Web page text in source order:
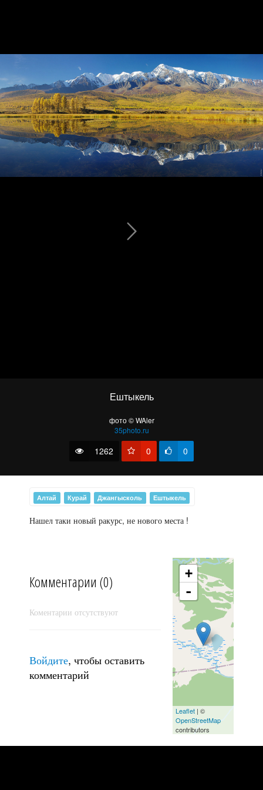
Верхне-Шавлинское
Зазеркалье озера Красногорское.
фото © WAler
35photo.ru
Ештыкель
1262 0 0
Алтай Курай Джангысколь Ештыкель
Нашел таки новый ракурс, не нового места !
Комментарии (0)
Коментарии отсутствуют
Войдите, чтобы оставить
комментарий
+
-
Leaflet| ©
OpenStreetMap
contributors